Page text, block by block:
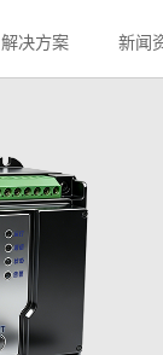
解决方案 新闻